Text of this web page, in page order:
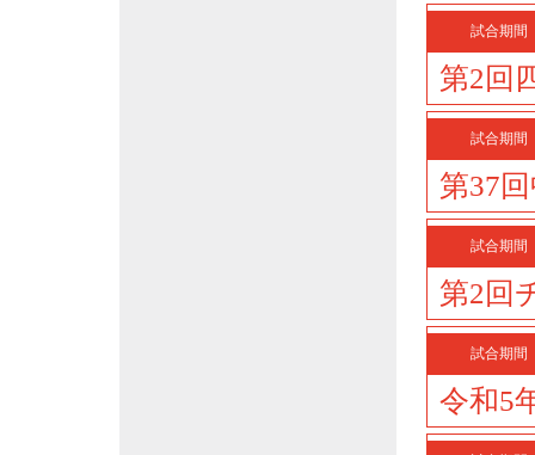
試合期間
第2回
試合期間
第37
試合期間
第2回
試合期間
令和5